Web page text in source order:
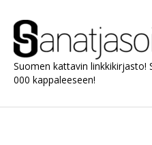
sisältöön
Suomen kattavin linkkikirjasto!
000 kappaleeseen!